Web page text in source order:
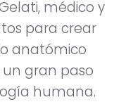
médico y
para crear
anatómico
gran paso
humana.